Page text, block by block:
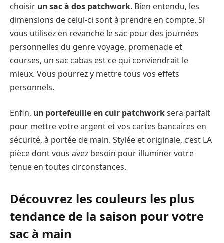
choisir un sac à dos patchwork. Bien entendu, les
dimensions de celui-ci sont à prendre en compte. Si
vous utilisez en revanche le sac pour des journées
personnelles du genre voyage, promenade et
courses, un sac cabas est ce qui conviendrait le
mieux. Vous pourrez y mettre tous vos effets
personnels.
Enfin, un portefeuille en cuir patchworksera parfait
pour mettre votre argent et vos cartes bancaires en
sécurité, à portée de main. Stylée et originale, c’est LA
pièce dont vous avez besoin pour illuminer votre
tenue en toutes circonstances.
Découvrez les couleurs les plus
tendance de la saison pour votre
sac à main